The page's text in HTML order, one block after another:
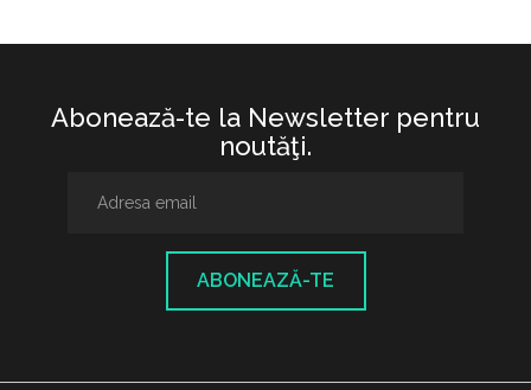
Abonează-te la Newsletter pentru
noutăţi.
ABONEAZĂ-TE